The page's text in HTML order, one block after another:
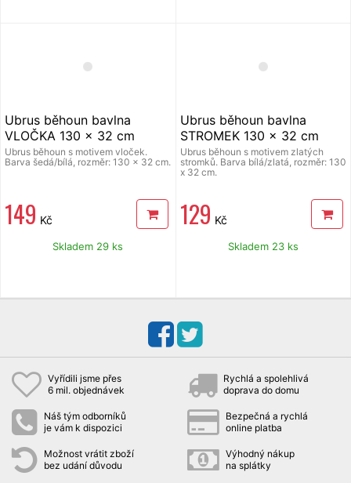
Ubrus běhoun bavlna
VLOČKA 130 x 32 cm
Ubrus běhoun s motivem vloček.
Barva šedá/bílá, rozměr: 130 x 32 cm.
149 Kč
Skladem 29 ks
Ubrus běhoun bavlna
STROMEK 130 x 32 cm
Ubrus běhoun s motivem zlatých
stromků. Barva bílá/zlatá, rozměr: 130
x 32 cm.
129 Kč
Skladem 23 ks
Vyřídili jsme přes
6 mil. objednávek
Rychlá a spolehlivá
doprava do domu
Náš tým odborníků
je vám k dispozici
Bezpečná a rychlá
online platba
Možnost vrátit zboží
bez udání důvodu
Výhodný nákup
na splátky